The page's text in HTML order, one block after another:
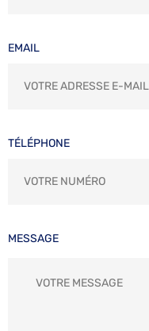
EMAIL
TÉLÉPHONE
MESSAGE